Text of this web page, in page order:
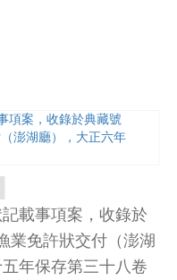
載事項案，收錄於
業免許狀交付（澎湖
年保存第三十八卷